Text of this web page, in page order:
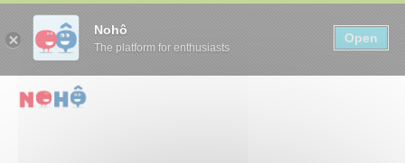
Nohô
The platform for enthusiasts
Open
Panneau de gestion des cookies